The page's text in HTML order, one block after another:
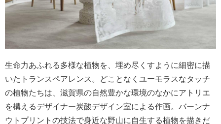
生命力あふれる多様な植物を、埋め尽くすように細密に描
いたトランスペアレンス。どことなくユーモラスなタッチ
の植物たちは、滋賀県の自然豊かな環境のなかにアトリエ
を構えるデザイナー炭酸デザイン室による作画。バーンナ
ウトプリントの技法で身近な野山に自生する植物を描きだ